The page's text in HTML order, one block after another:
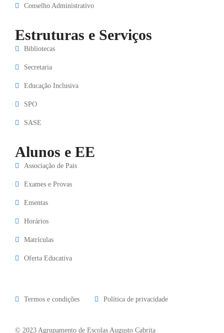
Conselho Administrativo
Estruturas e Serviços
Bibliotecas
Secretaria
Educação Inclusiva
SPO
SASE
Alunos e EE
Associação de Pais
Exames e Provas
Ementas
Horários
Matrículas
Oferta Educativa
Termos e condições Política de privacidade
© 2023 Agrupamento de Escolas Augusto Cabrita